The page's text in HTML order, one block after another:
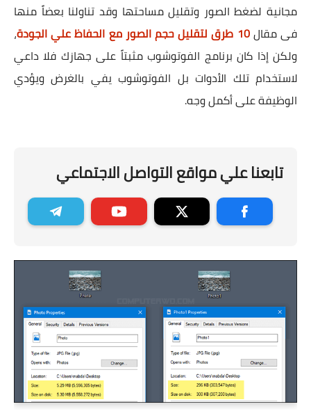
مجانية لضغط الصور وتقليل مساحتها وقد تناولنا بعضاً منها
فى مقال10 طرق لتقليل حجم الصور مع الحفاظ علي الجودة
،
ولكن إذا كان برنامج الفوتوشوب مثبتاً على جهازك فلا داعي
لاستخدام تلك الأدوات بل الفوتوشوب يفي بالغرض ويؤدي
الوظيفة على أكمل وجه.
تابعنا علي مواقع التواصل الاجتماعي